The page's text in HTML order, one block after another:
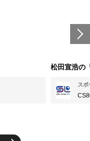
松田宣浩の
スポ